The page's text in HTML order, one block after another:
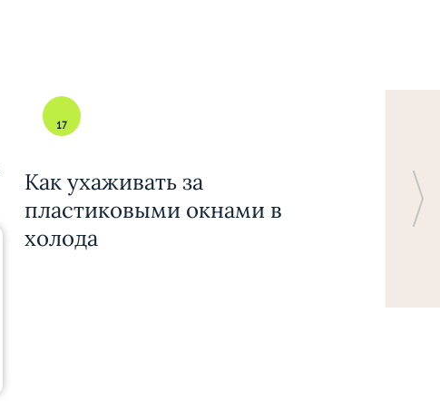
17
Как ухаживать за
пластиковыми окнами в
холода